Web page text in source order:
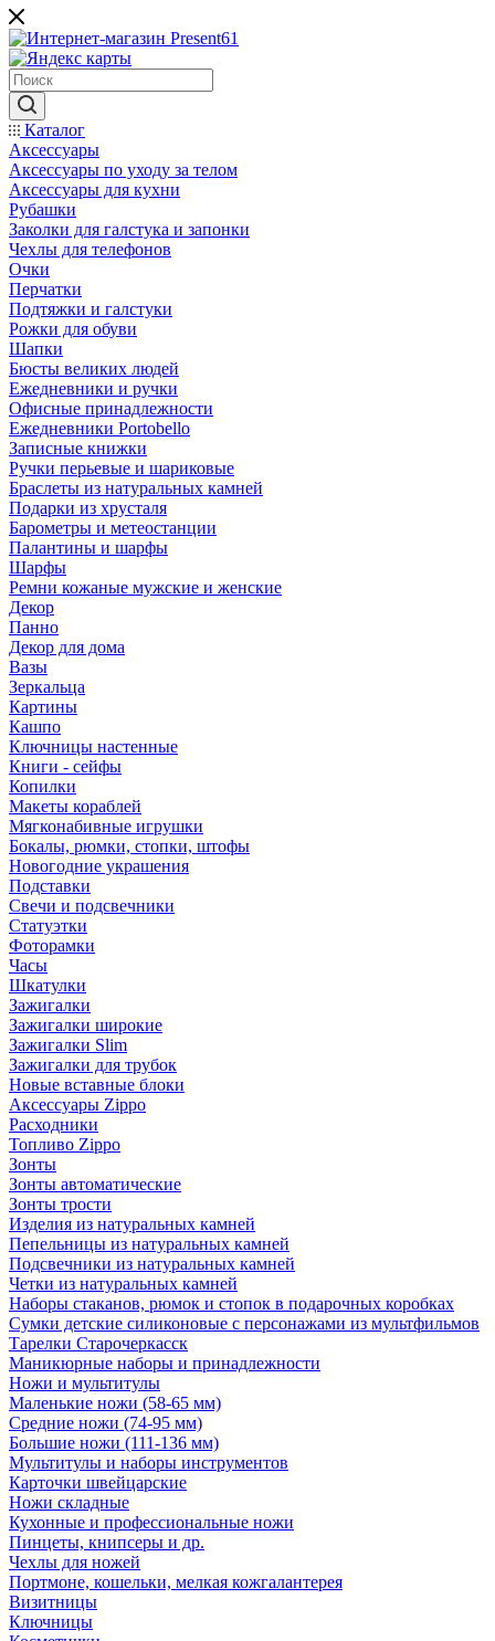
Каталог
Аксессуары
Аксессуары по уходу за телом
Аксессуары для кухни
Рубашки
Заколки для галстука и запонки
Чехлы для телефонов
Очки
Перчатки
Подтяжки и галстуки
Рожки для обуви
Шапки
Бюсты великих людей
Ежедневники и ручки
Офисные принадлежности
Ежедневники Portobello
Записные книжки
Ручки перьевые и шариковые
Браслеты из натуральных камней
Подарки из хрусталя
Барометры и метеостанции
Палантины и шарфы
Шарфы
Ремни кожаные мужские и женские
Декор
Панно
Декор для дома
Вазы
Зеркальца
Картины
Кашпо
Ключницы настенные
Книги - сейфы
Копилки
Макеты кораблей
Мягконабивные игрушки
Бокалы, рюмки, стопки, штофы
Новогодние украшения
Подставки
Свечи и подсвечники
Статуэтки
Фоторамки
Часы
Шкатулки
Зажигалки
Зажигалки широкие
Зажигалки Slim
Зажигалки для трубок
Новые вставные блоки
Аксессуары Zippo
Расходники
Топливо Zippo
Зонты
Зонты автоматические
Зонты трости
Изделия из натуральных камней
Пепельницы из натуральных камней
Подсвечники из натуральных камней
Четки из натуральных камней
Наборы стаканов, рюмок и стопок в подарочных коробках
Сумки детские силиконовые с персонажами из мультфильмов
Тарелки Старочеркасск
Маникюрные наборы и принадлежности
Ножи и мультитулы
Маленькие ножи (58-65 мм)
Средние ножи (74-95 мм)
Большие ножи (111-136 мм)
Мультитулы и наборы инструментов
Карточки швейцарские
Ножи складные
Кухонные и профессиональные ножи
Пинцеты, книпсеры и др.
Чехлы для ножей
Портмоне, кошельки, мелкая кожгалантерея
Визитницы
Ключницы